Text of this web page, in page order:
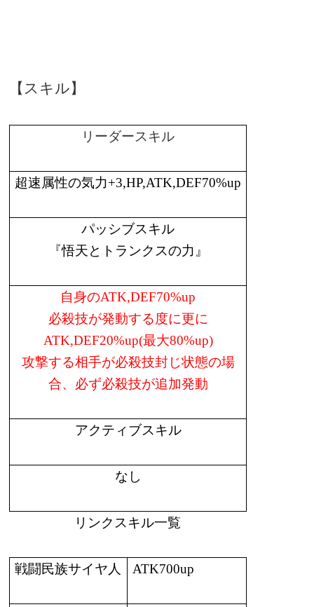
【スキル】
リーダースキル
超速属性の気力+3,HP,ATK,DEF70%up
パッシブスキル
『悟天とトランクスの力』
自身のATK,DEF70%up
必殺技が発動する度に更に
ATK,DEF20%up(最大80%up)
攻撃する相手が必殺技封じ状態の場
合、必ず必殺技が追加発動
アクティブスキル
なし
リンクスキル一覧
戦闘民族サイヤ人 ATK700up